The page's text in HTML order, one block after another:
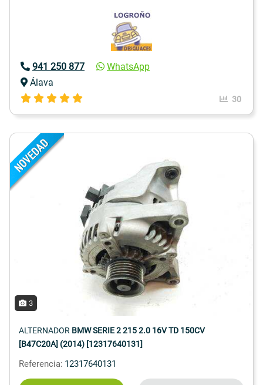
941 250 877
WhatsApp
Álava
30
3
ALTERNADOR BMW SERIE 2 215 2.0 16V TD 150CV
[B47C20A] (2014) [12317640131]
Referencia: 12317640131